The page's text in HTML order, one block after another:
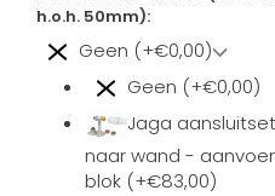
h.o.h. 50mm):
Geen (+€0,00)
Geen (+€0,00)
Jaga aansluitset
naar wand -
blok (+€83,00)